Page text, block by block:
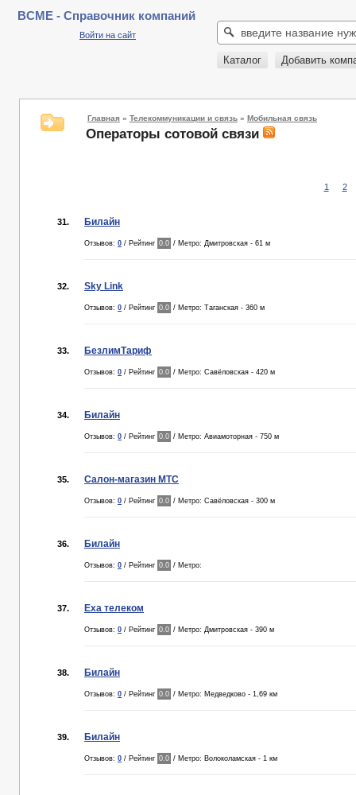
BCME - Справочник компаний
Войти на сайт
Каталог Добавить
Главная » Телекоммуникации и связь » Мобильная связь
Операторы сотовой связи
1 2
31. Билайн
Отзывов: 0 / Рейтинг 0.0 / Метро: Дмитровская - 61 м
32. Sky Link
Отзывов: 0 / Рейтинг 0.0 / Метро: Таганская - 360 м
33. БезлимТариф
Отзывов: 0 / Рейтинг 0.0 / Метро: Савёловская - 420 м
34. Билайн
Отзывов: 0 / Рейтинг 0.0 / Метро: Авиамоторная - 750 м
35. Салон-магазин МТС
Отзывов: 0 / Рейтинг 0.0 / Метро: Савёловская - 300 м
36. Билайн
Отзывов: 0 / Рейтинг 0.0 / Метро:
37. Еха телеком
Отзывов: 0 / Рейтинг 0.0 / Метро: Дмитровская - 390 м
38. Билайн
Отзывов: 0 / Рейтинг 0.0 / Метро: Медведково - 1,69 км
39. Билайн
Отзывов: 0 / Рейтинг 0.0 / Метро: Волоколамская - 1 км